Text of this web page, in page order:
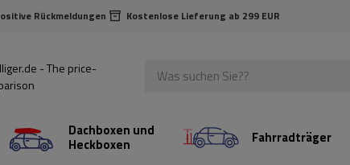
Rückmeldungen Kostenlose Lieferung ab 299 EUR
Dachboxen und
Heckboxen Fahrradträger